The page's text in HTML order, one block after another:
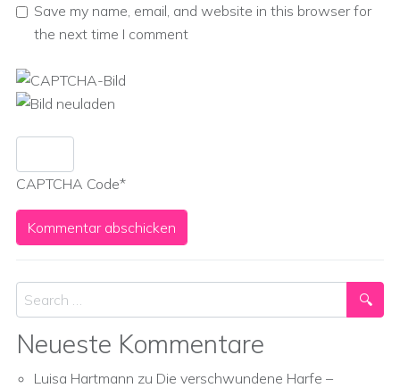
Save my name, email, and website in this browser for
the next time I comment
CAPTCHA Code*
Search
Neueste Kommentare
Luisa Hartmann zu Die verschwundene Harfe –